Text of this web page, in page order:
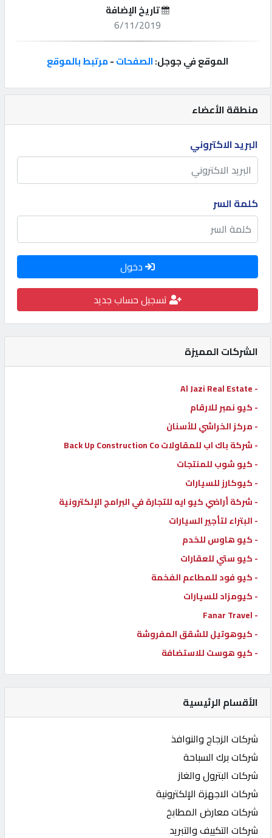
إتصل
إعلانات
المنتدى
كيو
مزاد
كيو
كيو
كارز
كيو
الدليل
القطري
POWERED
QHOST
منطقة الأعضاء
البريد الاكتروني
كلمة السر
دخول
تسجيل حساب جديد
الشركات المميزة
- Al Jazi Real Estate
- كيو نمبر للارقام
- مركز الخراشي للأسنان
- شركة باك اب للمقاولات Back Up Construction Co
- كيو شوب للمنتجات
- كيوكارز للسيارات
- شركة أراضي كيو ايه للتجارة في البرامج الإلكترونية
- البتراء لتأجير السيارات
- كيو هاوس للخدم
- كيو ستي للعقارات
- كيو فود للمطاعم الفخمة
- كيومزاد للسيارات
- Fanar Travel
- كيوهوتيل للشقق المفروشة
- كيو هوست للاستضافة
الأقسام الرئيسية
شركات الزجاج والنوافذ
شركات برك السباحة
شركات البترول والغاز
شركات الاجهزة الإلكترونية
شركات معارض المطابخ
شركات التكييف والتبريد
تاريخ الإضافة
6/11/2019
الموقع في جوجل:الصفحات-مرتبط بالموقع